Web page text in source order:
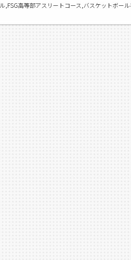
,FSG高等部アスリートコース,バスケットボー